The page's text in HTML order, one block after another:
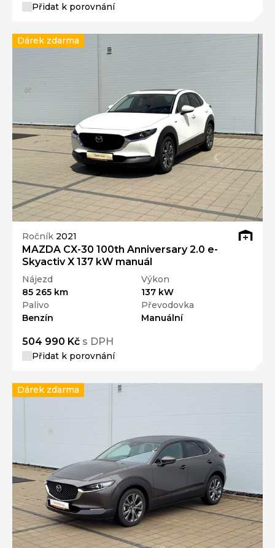
Přidat k porovnání
Ročník 2021
MAZDA CX-30 100th Anniversary 2.0 e-
Skyactiv X 137 kW manuál
Nájezd
85 265 km
Výkon
137 kW
Palivo
Benzín
Převodovka
Manuální
504 990 Kč s DPH
Přidat k porovnání
Dárek zdarma
Dárek zdarma